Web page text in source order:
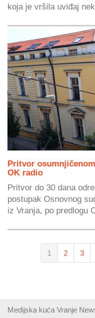
koja je vršila uviđaj
Pritvor
OK radio
Pritvor do 30 dana
postupak Osnovnog
iz Vranja, po predlogu
1 2 3
Medijska kuća Vranje